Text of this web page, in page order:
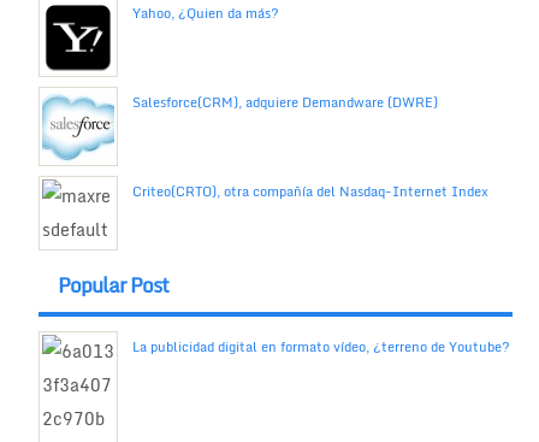
Yahoo, ¿Quien da más?
Salesforce(CRM), adquiere Demandware (DWRE)
Criteo(CRTO), otra compañía del Nasdaq-Internet Index
Popular Post
La publicidad digital en formato vídeo, ¿terreno de Youtube?